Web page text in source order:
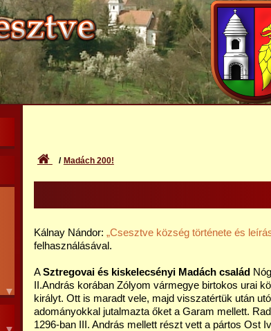
Madách 200!
Kálnay Nándor: Csesztve község története és
felhasználásával.
ASztregovai és kiskelecsényi Madách család
II.András korában Zólyom vármegye birtokos urai
királyt. Ott is maradt vele, majd visszatértük után
adományokkal jutalmazta őket a Garam mellett.
1296-ban III. András mellett részt vett a pártos Ost